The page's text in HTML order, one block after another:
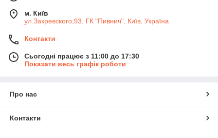
м. Київ
ул.Закревского,93, ГК "Пивнич", Київ, Україна
Контакти
Сьогодні працює з 11:00 до 17:30
Показати весь графік роботи
Про нас
Контакти